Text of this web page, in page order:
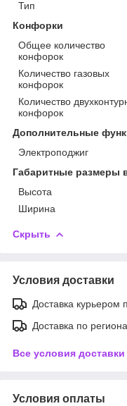
Тип
Конфорки
Общее количество
конфорок
Количество газовых
конфорок
Количество
конфорок
Дополнительные
Электроподжиг
Габаритные размеры
Высота
Ширина
Скрыть
Условия доставки
Доставка курьером
Доставка по
Все условия доставки
Условия оплаты